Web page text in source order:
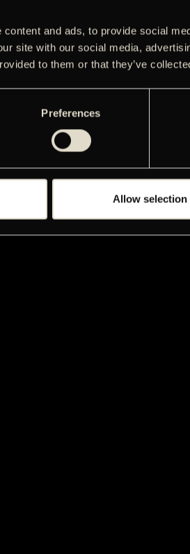
and ads, to provide social
site with our social media,
to them or that they’ve
Preferences
Allow selection